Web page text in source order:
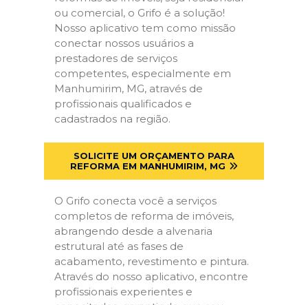
ou comercial, o Grifo é a solução!
Nosso aplicativo tem como missão
conectar nossos usuários a
prestadores de serviços
competentes, especialmente em
Manhumirim, MG, através de
profissionais qualificados e
cadastrados na região.
SOLICITE UM ORÇAMENTO PARA
REFORMA EM MANHUMIRIM, MG
O Grifo conecta você a serviços
completos de reforma de imóveis,
abrangendo desde a alvenaria
estrutural até as fases de
acabamento, revestimento e pintura.
Através do nosso aplicativo, encontre
profissionais experientes e